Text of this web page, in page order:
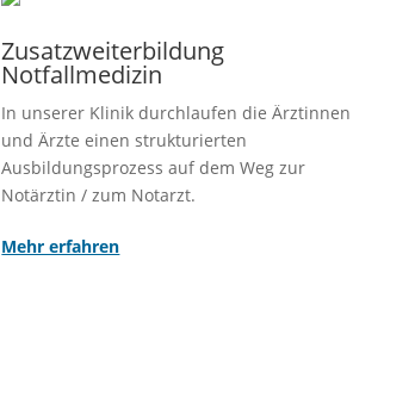
Zusatzweiterbildung
Notfallmedizin
In unserer Klinik durchlaufen die Ärztinnen
und Ärzte einenstrukturierten
Ausbildungsprozess auf dem Weg zur
Notärztin / zum Notarzt.
Mehr erfahren